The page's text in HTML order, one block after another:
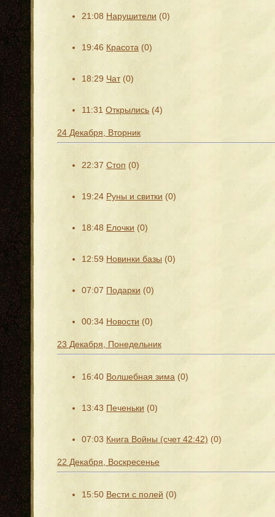
21:08 Нарушители (0)
19:46 Красота (0)
18:29 Чат (0)
11:31 Открылись (4)
24 Декабря, Вторник
22:37 Стоп (0)
19:24 Руны и свитки (0)
18:48 Елочки (0)
12:59 Новинки базы (0)
07:07 Подарки (0)
00:34 Новости (0)
23 Декабря, Понедельник
16:40 Волшебная зима (0)
13:43 Печеньки (0)
07:03 Книга Войны (счет 42:42) (0)
22 Декабря, Воскресенье
15:50 Вести с полей (0)